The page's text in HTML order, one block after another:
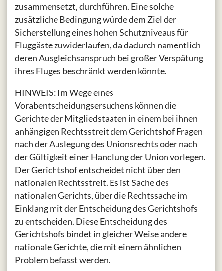
zusammensetzt, durchführen. Eine solche
zusätzliche Bedingung würde dem Ziel der
Sicherstellung eines hohen Schutzniveaus für
Fluggäste zuwiderlaufen, da dadurch namentlich
deren Ausgleichsanspruch bei großer Verspätung
ihres Fluges beschränkt werden könnte.
HINWEIS: Im Wege eines
Vorabentscheidungsersuchens können die
Gerichte der Mitgliedstaaten in einem bei ihnen
anhängigen Rechtsstreit dem Gerichtshof Fragen
nach der Auslegung des Unionsrechts oder nach
der Gültigkeit einer Handlung der Union vorlegen.
Der Gerichtshof entscheidet nicht über den
nationalen Rechtsstreit. Es ist Sache des
nationalen Gerichts, über die Rechtssache im
Einklang mit der Entscheidung des Gerichtshofs
zu entscheiden. Diese Entscheidung des
Gerichtshofs bindet in gleicher Weise andere
nationale Gerichte, die mit einem ähnlichen
Problem befasst werden.